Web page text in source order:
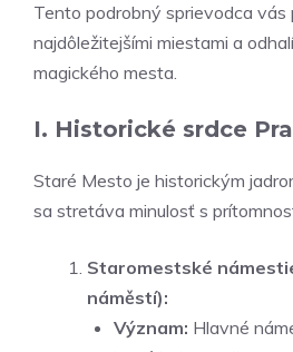
Tento podrobný sprievodca vás
najdôležitejšími miestami a
magického mesta.
I. Historické srdce
Staré Mesto je historickým
sa stretáva minulosť s
Staromestské
náměstí):
Význam: Hlavné